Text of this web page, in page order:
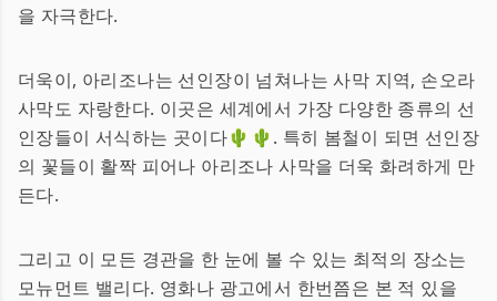
을 자극한다.
더욱이, 아리조나는 선인장이 넘쳐나는 사막 지역, 손오라
사막도 자랑한다. 이곳은 세계에서 가장 다양한 종류의 선
인장들이 서식하는 곳이다🌵🌵. 특히 봄철이 되면 선인장
의 꽃들이 활짝 피어나 아리조나 사막을 더욱 화려하게 만
든다.
그리고 이 모든 경관을 한 눈에 볼 수 있는 최적의 장소는
모뉴먼트 밸리다. 영화나 광고에서 한번쯤은 본 적 있을